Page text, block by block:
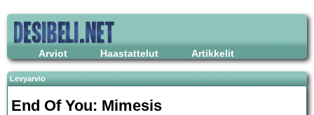
Arviot Haastattelut Artikkelit
Levyarvio
End Of You: Mimesis